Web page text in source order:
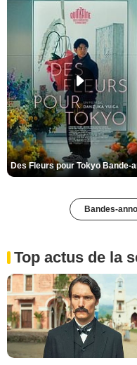
Bandes-
Top actus de la